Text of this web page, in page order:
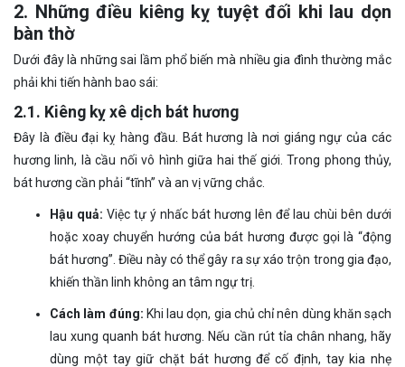
2. Những điều kiêng kỵ tuyệt đối khi lau dọn
bàn thờ
Dưới đây là những sai lầm phổ biến mà nhiều gia đình thường mắc
phải khi tiến hành bao sái:
2.1. Kiêng kỵ xê dịch bát hương
Đây là điều đại kỵ hàng đầu. Bát hương là nơi giáng ngự của các
hương linh, là cầu nối vô hình giữa hai thế giới. Trong phong thủy,
bát hương cần phải “tĩnh” và an vị vững chắc.
Hậu quả: Việc tự ý nhấc bát hương lên để lau chùi bên dưới
hoặc xoay chuyển hướng của bát hương được gọi là “động
bát hương”. Điều này có thể gây ra sự xáo trộn trong gia đạo,
khiến thần linh không an tâm ngự trị.
Cách làm đúng: Khi lau dọn, gia chủ chỉ nên dùng khăn sạch
lau xung quanh bát hương. Nếu cần rút tỉa chân nhang, hãy
dùng một tay giữ chặt bát hương để cố định, tay kia nhẹ